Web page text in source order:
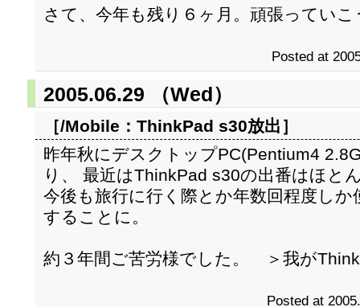
さて、今年も残り６ヶ月。頑張っていこ
Posted at
2005.06.29 （Wed）
［/Mobile： ThinkPad s30放出 ］
昨年秋にデスクトップPC(Pentium4
り、 最近はThinkPad s30の出番はほと
今後も旅行に行く際とか年数回程度し
することに。
約３年間ご苦労様でした。 ＞我が
Posted at